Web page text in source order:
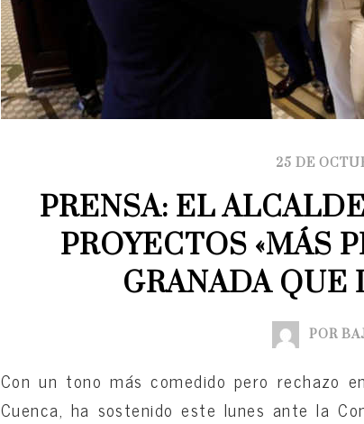
25 DE
PRENSA: EL
PROYECTOS «MÁS
GRANADA QUE
POR
Con un tono más comedido pero rechazo
Cuenca, ha sostenido este lunes ante la